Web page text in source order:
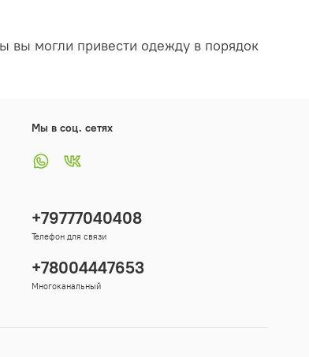
вы могли привести одежду в порядок
Мы в соц. сетях
+79777040408
Телефон для связи
+78004447653
Многоканальный